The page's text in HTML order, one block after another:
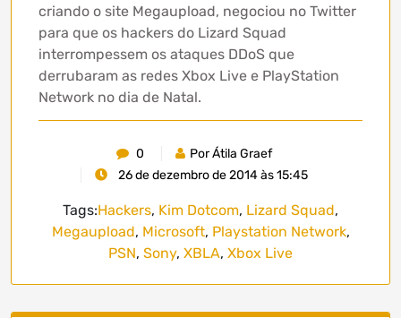
criando o site Megaupload, negociou no Twitter
para que os hackers do Lizard Squad
interrompessem os ataques DDoS que
derrubaram as redes Xbox Live e PlayStation
Network no dia de Natal.
0
Por Átila Graef
26 de dezembro de 2014 às 15:45
Tags:Hackers, Kim Dotcom, Lizard Squad,
Megaupload, Microsoft, Playstation Network,
PSN, Sony, XBLA, Xbox Live